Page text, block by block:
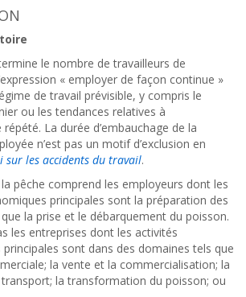
le nombre de travailleurs de
« employer de façon continue »
de travail prévisible, y compris le
ou les tendances relatives à
répété. La durée d’embauchage de la
n’est pas un motif d’exclusion en
sur les accidents du travail.
la pêche comprend les employeurs dont les
principales sont la préparation des
la prise et le débarquement du poisson.
les entreprises dont les activités
sont dans des domaines tels que
la vente et la commercialisation; la
la transformation du poisson; ou